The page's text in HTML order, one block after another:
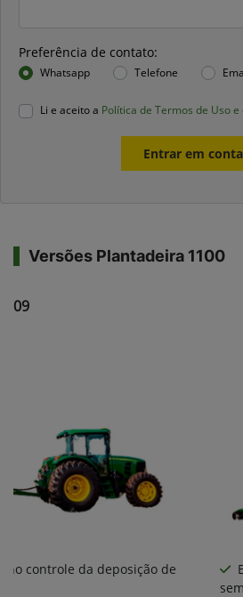
Preferência de contato:
Whatsapp Telefone
Li e aceito a Política de Termos de Uso
Entrar em
Versões Plantadeira 1100
no controle da deposição de